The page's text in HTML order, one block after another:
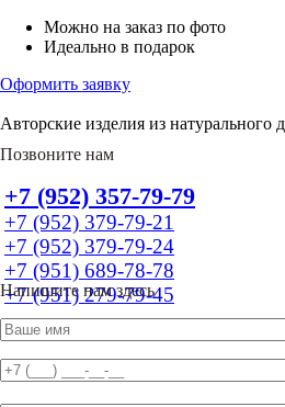
Можно на заказ по фото
Идеально в подарок
Оформить заявку
Авторские изделия из натурального
Позвоните нам
+7 (952) 357-79-79
+7 (952) 379-79-21
+7 (952) 379-79-24
+7 (951) 689-78-78
+7 (951) 279-79-45
Напишите нам здесь